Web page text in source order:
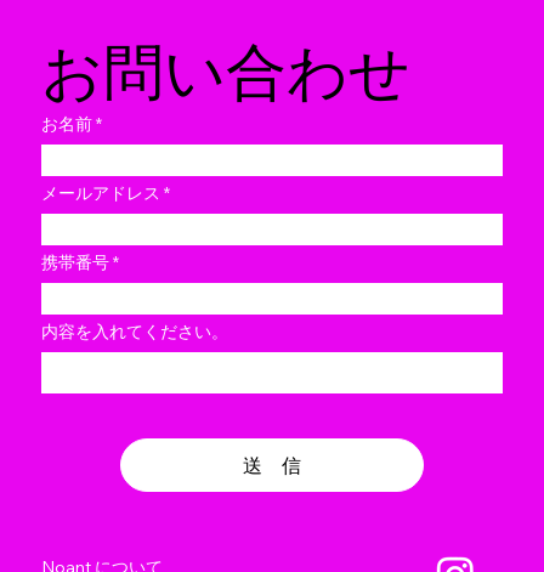
メールアドレス
送 信
​お問い合わせ
お名前
携帯番号
内容を入れてください。
Noant について